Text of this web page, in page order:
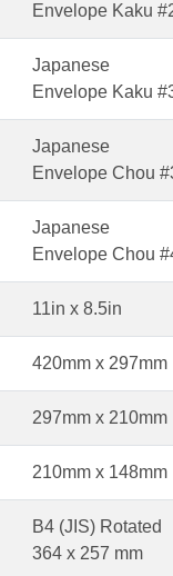
Envelope Kaku
Japanese
Envelope Kaku
Japanese
Envelope Chou
Japanese
Envelope Chou
11in x 8.5in
420mm x 297mm
297mm x 210mm
210mm x 148mm
B4 (JIS) Rotated
364 x 257 mm